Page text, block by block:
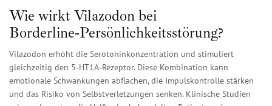
Wie wirkt Vilazodon bei
Borderline‑Persönlichkeitsstörung?
Vilazodon erhöht die Serotoninkonzentration und stimuliert
gleichzeitig den 5‑HT1A‑Rezeptor. Diese Kombination kann
emotionale Schwankungen abflachen, die Impulskontrolle stärken
und das Risiko von Selbstverletzungen senken. Klinische Studien